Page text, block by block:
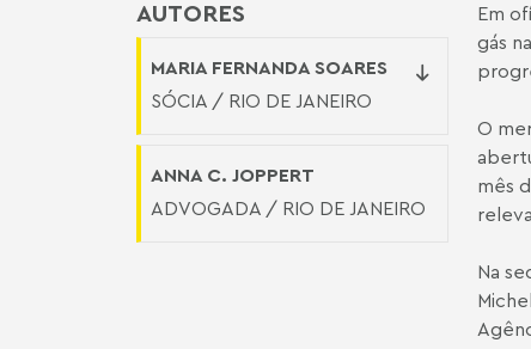
AUTORES
MARIA FERNANDA SOARES
SÓCIA / RIO DE JANEIRO
ANNA C. JOPPERT
ADVOGADA / RIO DE JANEIRO
Em
gás
O
mês
Na